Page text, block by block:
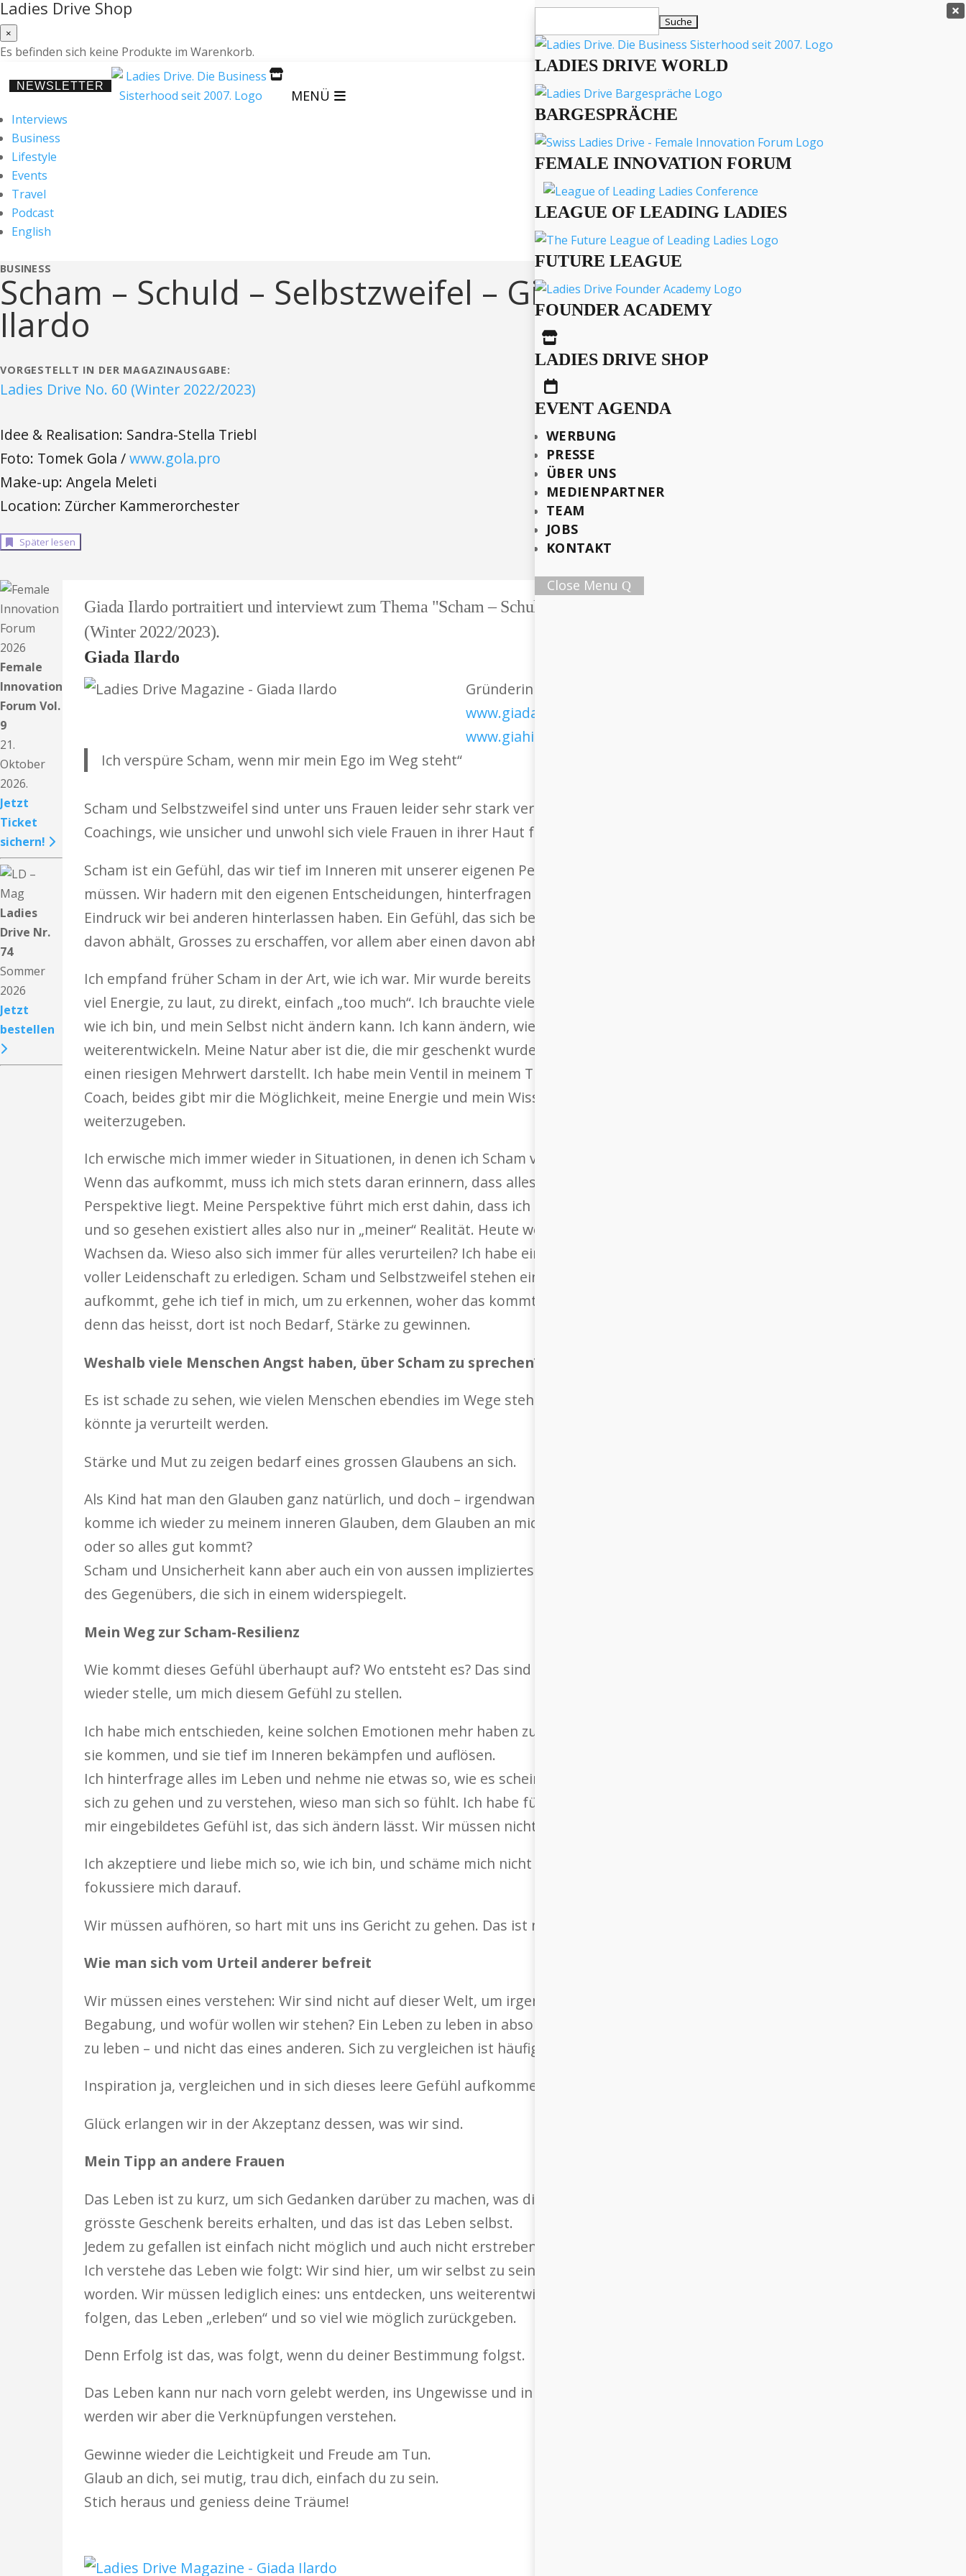
Ladies Drive Shop
×
Es befinden sich keine Produkte im Warenkorb.
NEWSLETTER

MENÜ
Interviews
Business
Lifestyle
Events
Travel
Podcast
English

nach:
LADIES DRIVE WORLD
BARGESPRÄCHE
FEMALE INNOVATION FORUM
LEAGUE OF LEADING LADIES
FUTURE LEAGUE
FOUNDER ACADEMY

LADIES DRIVE SHOP

EVENT AGENDA
WERBUNG
PRESSE
ÜBER UNS
MEDIENPARTNER
TEAM
JOBS
KONTAKT
Close Menu
BUSINESS
Scham – Schuld – Selbstzweifel – Giada
Ilardo
VORGESTELLT IN DER MAGAZINAUSGABE:
Ladies Drive No. 60 (Winter 2022/2023)
Idee & Realisation: Sandra-Stella Triebl
Foto: Tomek Gola /www.gola.pro
Make-up: Angela Meleti
Location: Zürcher Kammerorchester
Später lesen
Female
Innovation
Forum Vol.
9
21.
Oktober
2026.
Jetzt
Ticket
sichern!
Ladies
Drive Nr.
74
Sommer
2026
Jetzt
bestellen
Giada Ilardo portraitiert und interviewt zum Thema "Scham – Schuld – Selbstzweifel" in der Ausgabe No 60
(Winter 2022/2023).
Giada Ilardo
Gründerin & CEO GIAHI AG
www.giadailardo.com
www.giahi.ch
Ich verspüre Scham, wenn mir mein Ego im Weg steht“
Scham und Selbstzweifel sind unter uns Frauen leider sehr stark verbreitet. Ich erlebe das immer wieder in meinen
Coachings, wie unsicher und unwohl sich viele Frauen in ihrer Haut fühlen.
Scham ist ein Gefühl, das wir tief im Inneren mit unse­rer eige­nen Person verspüren und demnach aus­fechten
müssen. Wir hadern mit den eige­nen Ent­schei­dun­gen, hin­ter­fra­gen uns selbst oder grü­beln dar­über nach, wel­chen
Ein­druck wir bei ande­ren hin­ter­las­sen haben. Ein Gefühl, das sich beklemmend und anhaltend anfühlt und einen
davon abhält, Grosses zu erschaffen, vor allem aber einen davon abhält, sein Potenzial voll auszuleben.
Ich empfand früher Scham in der Art, wie ich war. Mir wurde bereits als junges Mädchen gesagt, ich sei „zu viel“. Zu
viel Energie, zu laut, zu direkt, einfach „too much“. Ich brauchte viele Jahre, um zu verstehen, dass ich gut bin, so
wie ich bin, und mein Selbst nicht ändern kann. Ich kann ändern, wie ich denke, wie ich handle und mich dabei stets
weiterentwickeln. Meine Natur aber ist die, die mir geschenkt wurde. Ich habe gelernt, dass mein „Too much“-Sein
einen riesigen Mehrwert darstellt. Ich habe mein Ventil in meinem Tun gefunden. Ich bin Unternehmerin und
Coach, beides gibt mir die Möglichkeit, meine Energie und mein Wissen in vollem Umfang auszuleben und
weiterzugeben.
Ich erwische mich immer wieder in Situationen, in denen ich Scham verspüre, wenn mir mein Ego im Weg steht.
Wenn das aufkommt, muss ich mich stets daran erinnern, dass alles in meiner eigenen Betrachtungsweise der
Perspektive liegt. Meine Perspektive führt mich erst dahin, dass ich mich für etwas oder eine Situation schäme,
und so gesehen existiert alles also nur in „meiner“ Realität. Heute weiss ich, wer ich bin, und Fehler sind zum
Wachsen da. Wieso also sich immer für alles verurteilen? Ich habe eine Aufgabe auf dieser Welt, und die habe ich in
voller Leidenschaft zu erledigen. Scham und Selbstzweifel stehen einem stets im Weg. Jedes Mal, wenn das Gefühl
aufkommt, gehe ich tief in mich, um zu erkennen, woher das kommt, und nutze es dazu, mich weiterzuentwickeln,
denn das heisst, dort ist noch Bedarf, Stärke zu gewinnen.
Weshalb viele Menschen Angst haben, über Scham zu sprechen?
Es ist schade zu sehen, wie vielen Menschen ebendies im Wege steht. Lieber machen sie etwas nicht, denn man
könnte ja verurteilt werden.
Stärke und Mut zu zeigen bedarf eines grossen Glaubens an sich.
Als Kind hat man den Glauben ganz natürlich, und doch – irgendwann verliert man ihn. Die Frage ist daher: Wie
komme ich wieder zu meinem inneren Glauben, dem Glauben an mich selbst, an das Universum und daran, dass so
oder so alles gut kommt?
Scham und Unsicherheit kann aber auch ein von aussen impliziertes Gefühl sein. Denn oft ist es die Unsicherheit
des Gegenübers, die sich in einem widerspiegelt.
Mein Weg zur Scham-Resilienz
Wie kommt dieses Gefühl überhaupt auf? Wo entsteht es? Das sind die Fragen, die ich mir immer und immer
wieder stelle, um mich diesem Gefühl zu stellen.
Ich habe mich entschieden, keine solchen Emotionen mehr haben zu wollen. Das heisst, ich muss verstehen, woher
sie kommen, und sie tief im Inneren bekämpfen und auflösen.
Ich hinterfrage alles im Leben und nehme nie etwas so, wie es scheint. Ein Leben in Fülle zu leben heisst auch, in
sich zu gehen und zu verstehen, wieso man sich so fühlt. Ich habe für mich herausgefunden, dass Scham ein von
mir eingebildetes Gefühl ist, das sich ändern lässt. Wir müssen nicht damit leben oder uns damit abfinden!
Ich akzeptiere und liebe mich so, wie ich bin, und schäme mich nicht dafür. Im Gegenteil, ich habe Stärken und
fokussiere mich darauf.
Wir müssen aufhören, so hart mit uns ins Gericht zu gehen. Das ist nicht unsere Bestimmung.
Wie man sich vom Urteil anderer befreit
Wir müssen eines verstehen: Wir sind nicht auf dieser Welt, um irgendjemandem zu gefallen. Was ist unsere wahre
Begabung, und wofür wollen wir stehen? Ein Leben zu leben in absoluter Fülle bedeutet auch, sein eigenes Leben
zu leben – und nicht das eines anderen. Sich zu vergleichen ist häufig lediglich der Ursprung von Unglück.
Inspiration ja, vergleichen und in sich dieses leere Gefühl aufkommen lassen: Nein!
Glück erlangen wir in der Akzeptanz dessen, was wir sind.
Mein Tipp an andere Frauen
Das Leben ist zu kurz, um sich Gedanken darüber zu machen, was die anderen von einem halten. Wir haben das
grösste Geschenk bereits erhalten, und das ist das Leben selbst.
Jedem zu gefallen ist einfach nicht möglich und auch nicht erstrebenswert.
Ich verstehe das Leben wie folgt: Wir sind hier, um wir selbst zu sein, wir sind genug und perfekt erschaffen
worden. Wir müssen lediglich eines: uns entdecken, uns weiterentwickeln, unseren Talenten mit Leidenschaft
folgen, das Leben „erleben“ und so viel wie möglich zurückgeben.
Denn Erfolg ist das, was folgt, wenn du deiner Bestimmung folgst.
Das Leben kann nur nach vorn gelebt werden, ins Ungewisse und in eine unbekannte Zukunft, rückblickend
werden wir aber die Verknüpfungen verstehen.
Gewinne wieder die Leichtigkeit und Freude am Tun.
Glaub an dich, sei mutig, trau dich, einfach du zu sein.
Stich heraus und geniess deine Träume!